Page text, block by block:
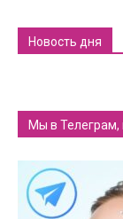
Новость дня
Мы в Телеграм,